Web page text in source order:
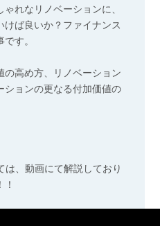
れなリノベーションに、
けば良いか？ファイナンス
す。
の高め方、リノベーション
ションの更なる付加価値の
は、動画にて解説しており